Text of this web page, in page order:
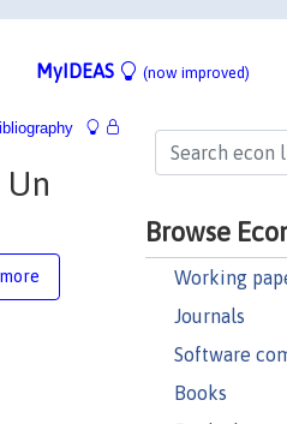
MyIDEAS (now improved)
Browse
Working
Journals
Software
Books